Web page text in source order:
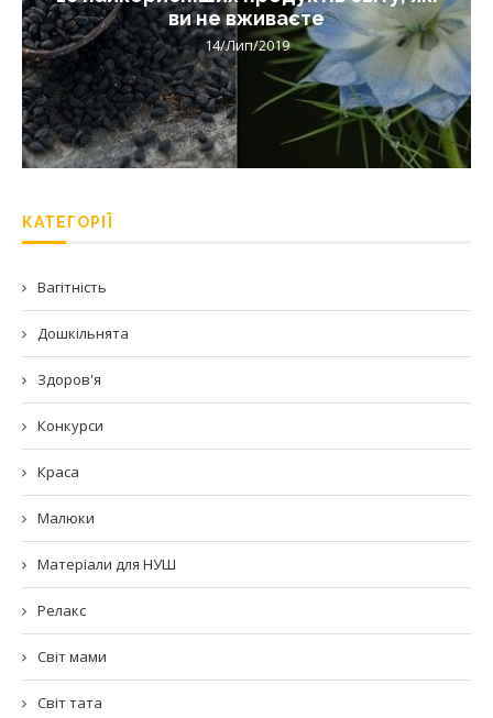
ви не вживаєте
14/Лип/2019
КАТЕГОРІЇ
Вагітність
Дошкільнята
Здоров'я
Конкурси
Краса
Малюки
Матеріали для НУШ
Релакс
Світ мами
Світ тата